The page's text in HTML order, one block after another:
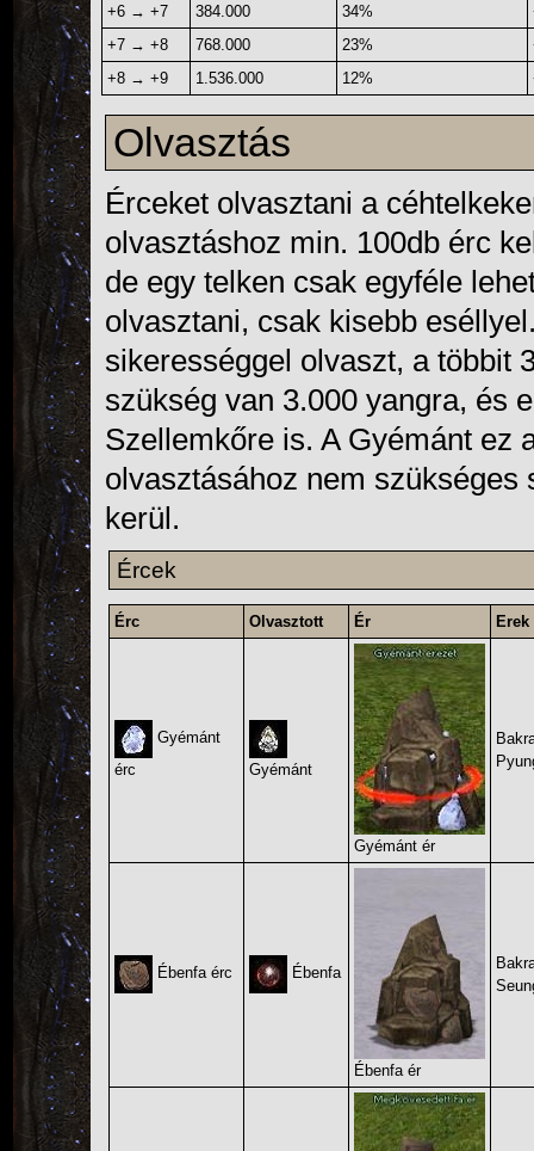
+6 → +7
384.000 34%
+7 → +8
768.000 23%
+8 → +9
1.536.000 12%
Olvasztás
Érceket olvasztani a
olvasztáshoz min. 100db érc
de egy telken csak egyféle
olvasztani, csak kisebb
sikerességgel olvaszt, a többit
szükség van 3.000 yangra, és
Szellemkőre is. A Gyémánt ez
olvasztásához nem
kerül.
Ércek
Érc Olvasztott Ér
Gyémánt
érc
Gyémánt
Gyémánt ér
Ébenfa érc Ébenfa
Ébenfa ér